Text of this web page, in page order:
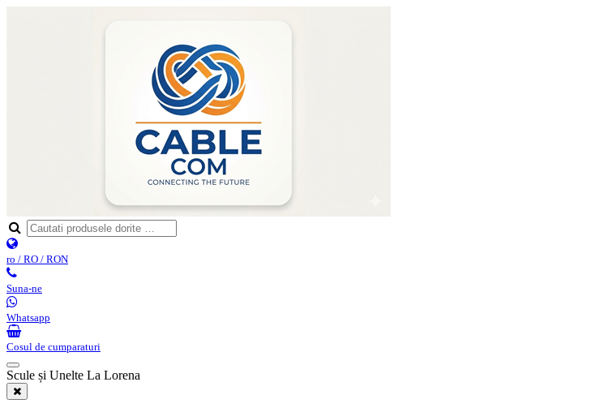
ro / RO / RON
Suna-ne
Whatsapp
Cosul de cumparaturi
Scule și Unelte La Lorena